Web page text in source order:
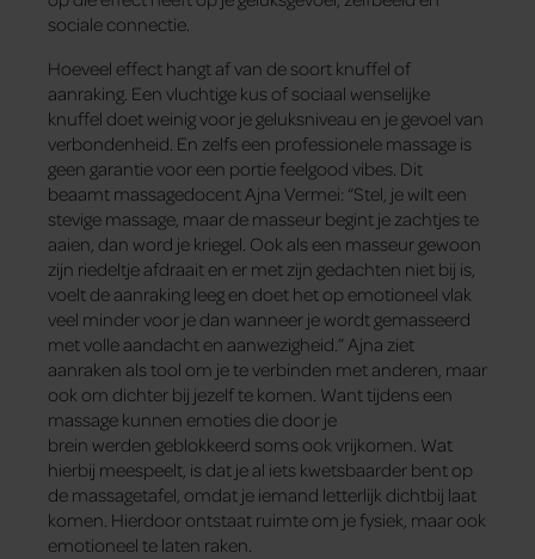
sociale connectie.
Hoeveel effect hangt af van de soort knuffel of
aanraking. Een vluchtige kus of sociaal wenselijke
knuffel doet weinig voor je geluksniveau en je gevoel van
verbondenheid. En zelfs een professionele massage is
geen garantie voor een portie feelgood vibes. Dit
beaamt massagedocent Ajna Vermei: “Stel, je wilt een
stevige massage, maar de masseur begint je zachtjes te
aaien, dan word je kriegel. Ook als een masseur gewoon
zijn riedeltje afdraait en er met zijn gedachten niet bij is,
voelt de aanraking leeg en doet het op emotioneel vlak
veel minder voor je dan wanneer je wordt gemasseerd
met volle aandacht en aanwezigheid.” Ajna ziet
aanraken als tool om je te verbinden met anderen, maar
ook om dichter bij jezelf te komen. Want tijdens een
massage kunnen emoties die door je
brein werden geblokkeerd soms ook vrijkomen. Wat
hierbij meespeelt, is dat je al iets kwetsbaarder bent op
de massagetafel, omdat je iemand letterlijk dichtbij laat
komen. Hierdoor ontstaat ruimte om je fysiek, maar ook
emotioneel te laten raken.